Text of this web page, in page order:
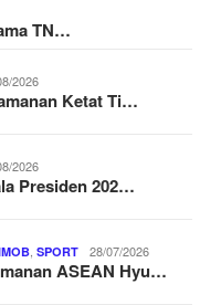
TN…
2026
Ketat Ti…
2026
Presiden 202…
SPORT 28/07/2026
ASEAN Hyu…